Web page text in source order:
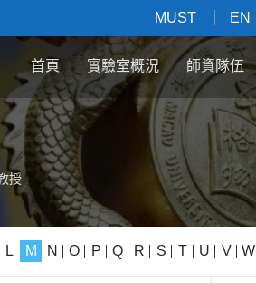
MUST EN
首頁 實驗室概況 師資隊伍
授
L M N O P Q R S T U V W